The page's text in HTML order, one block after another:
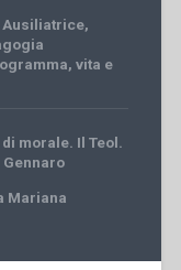
Ausiliatrice,
, vita e
morale. Il Teol.
Gennaro
Mariana